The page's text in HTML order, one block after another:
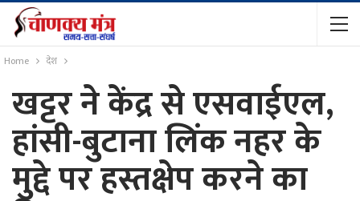
Home देश
खट्टर ने केंद्र से एसवाईएल,
हांसी-बुटाना लिंक नहर के
मुद्दे पर हस्तक्षेप करने का